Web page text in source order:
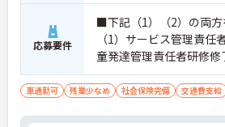
に加え、ソフト面でも「献立の事前決定・
備」により現場の負担が大幅に軽減されて
ご利用者様の安全性はもちろん、働くスタ
っても身体的負担が少なく、高いモチベー
保って業務に集中できます。
応募要件
■下記（1）（2）の両
（1）サービス管理責任
童発達管理責任者研修
事者初任者研修研修修
事者実務者研修修了
車通勤可 残業少なめ 社会保険完備 交通費支給